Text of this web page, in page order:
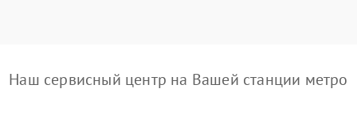
Наш сервисный центр на Вашей станции метро